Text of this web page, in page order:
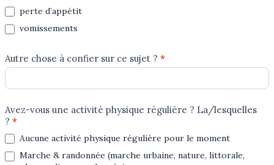
perte d’appétit
vomissements
Autre chose à confier sur ce sujet ? *
Avez-vous une activité physique régulière ? La/lesquelles
? *
Aucune activité physique régulière pour le moment
Marche & randonnée (marche urbaine, nature, littorale,